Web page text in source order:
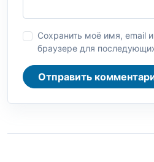
Сохранить моё имя, email
браузере для
Отправить